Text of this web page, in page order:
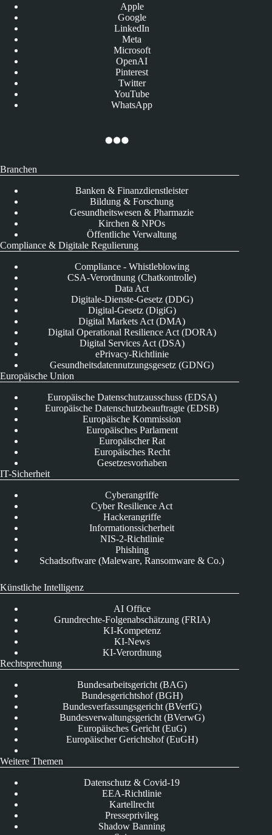
Apple
Google
LinkedIn
Meta
Microsoft
OpenAI
Pinterest
Twitter
YouTube
WhatsApp
Branchen
Banken & Finanzdienstleister
Bildung & Forschung
Gesundheitswesen & Pharmazie
Kirchen & NPOs
Öffentliche Verwaltung
Compliance & Digitale Regulierung
Compliance - Whistleblowing
CSA-Verordnung (Chatkontrolle)
Data Act
Digitale-Dienste-Gesetz (DDG)
Digital-Gesetz (DigiG)
Digital Markets Act (DMA)
Digital Operational Resilience Act (DORA)
Digital Services Act (DSA)
ePrivacy-Richtlinie
Gesundheitsdatennutzungsgesetz (GDNG)
Europäische Union
Europäische Datenschutzausschuss (EDSA)
Europäische Datenschutzbeauftragte (EDSB)
Europäische Kommission
Europäisches Parlament
Europäischer Rat
Europäisches Recht
Gesetzesvorhaben
IT-Sicherheit
Cyberangriffe
Cyber Resilience Act
Hackerangriffe
Informationssicherheit
NIS-2-Richtlinie
Phishing
Schadsoftware (Maleware, Ransomware & Co.)
Künstliche Intelligenz
AI Office
Grundrechte-Folgenabschätzung (FRIA)
KI-Kompetenz
KI-News
KI-Verordnung
Rechtsprechung
Bundesarbeitsgericht (BAG)
Bundesgerichtshof (BGH)
Bundesverfassungsgericht (BVerfG)
Bundesverwaltungsgericht (BVerwG)
Europäisches Gericht (EuG)
Europäischer Gerichtshof (EuGH)
Weitere Themen
Datenschutz & Covid-19
EEA-Richtlinie
Kartellrecht
Presseprivileg
Shadow Banning